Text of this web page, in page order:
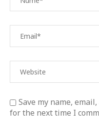
Save my name,
for the next time I